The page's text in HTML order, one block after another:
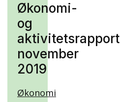
Økonomi-
og
aktivitetsrapport
november
2019
Økonomi